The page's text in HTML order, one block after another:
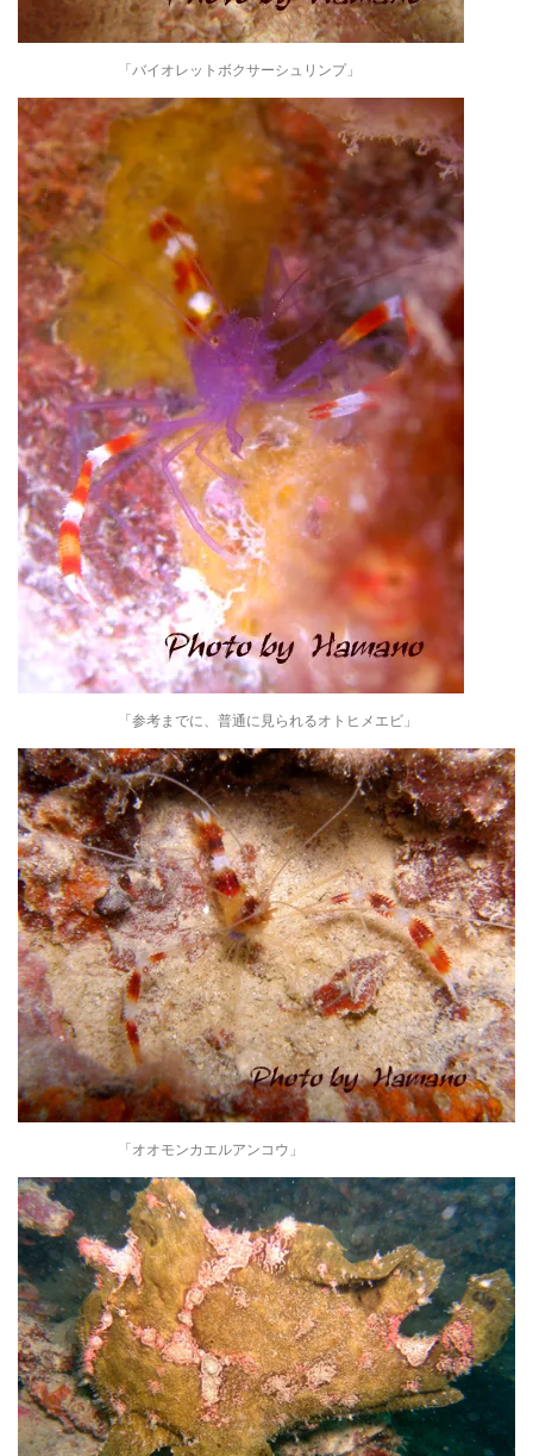
「バイオレットボクサーシュリンプ」
「参考までに、普通に見られるオトヒメエビ」
「オオモンカエルアンコウ」